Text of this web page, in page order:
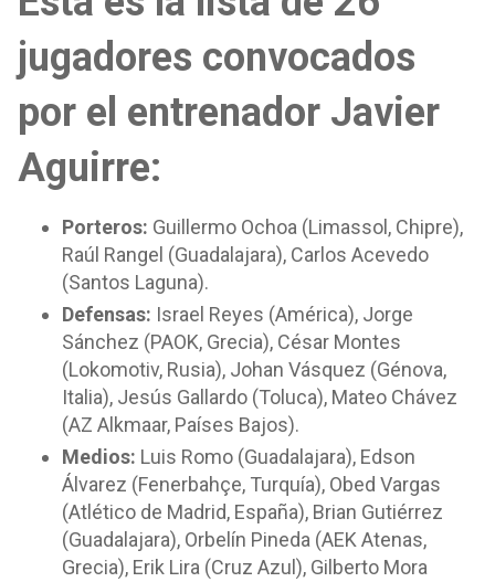
jugadores convocados
por el entrenador Javier
Aguirre:
Porteros: Guillermo Ochoa (Limassol, Chipre),
Raúl Rangel (Guadalajara), Carlos Acevedo
(Santos Laguna).
Defensas: Israel Reyes (América), Jorge
Sánchez (PAOK, Grecia), César Montes
(Lokomotiv, Rusia), Johan Vásquez (Génova,
Italia), Jesús Gallardo (Toluca), Mateo Chávez
(AZ Alkmaar, Países Bajos).
Medios: Luis Romo (Guadalajara), Edson
Álvarez (Fenerbahçe, Turquía), Obed Vargas
(Atlético de Madrid, España), Brian Gutiérrez
(Guadalajara), Orbelín Pineda (AEK Atenas,
Grecia), Erik Lira (Cruz Azul), Gilberto Mora